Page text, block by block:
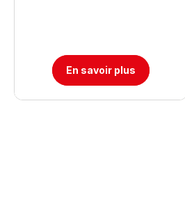
En savoir plus